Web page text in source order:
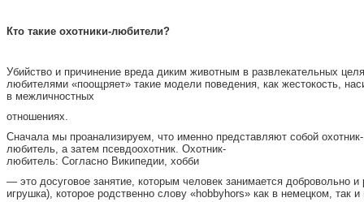
Кто такие охотники-любители?
Убийство и причинение вреда диким животным в развлекательных
любителями «поощряет» такие модели поведения, как жестокость,
в межличностных
отношениях.
Сначала мы проанализируем, что именно представляют собой охотник-
любитель, а затем псевдоохотник. Охотник-
любитель: Согласно Википедии, хобби
— это досуговое занятие, которым человек занимается добровольно
игрушка), которое родственно слову «hobbyhors» как в немецком, так